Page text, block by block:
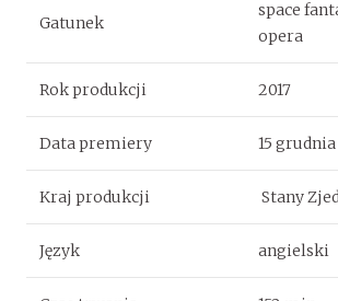
Gatunek
space
opera
Rok produkcji 2017
Data premiery 15 grudnia
Kraj produkcji Stany
Język angielski